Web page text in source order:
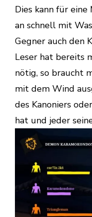
Dies kann für eine
an schnell mit
Gegner auch den
Leser hat bereits
nötig, so braucht
mit dem Wind
des Kanoniers
hat und jeder